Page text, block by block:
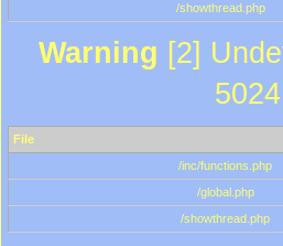
/showthread.php
Warning [2]
File
/inc/functions.php
/global.php
/showthread.php